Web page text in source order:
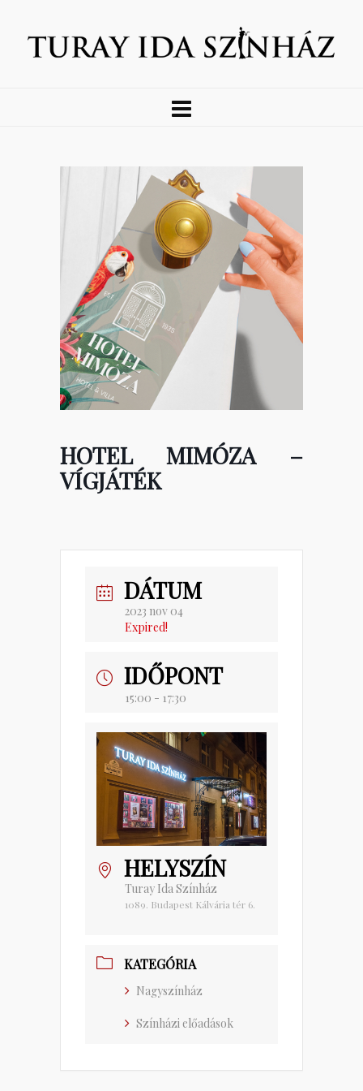
HOTEL MIMÓZA –
VÍGJÁTÉK
DÁTUM
2023 nov 04
Expired!
IDŐPONT
15:00 - 17:30
HELYSZÍN
Turay Ida Színház
1089. Budapest Kálvária tér 6.
KATEGÓRIA
Nagyszínház
Színházi előadások